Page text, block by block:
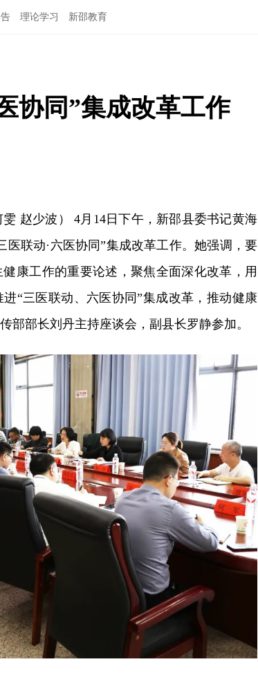
理论学习 新邵教育
协同”集成改革工作
赵少波） 4月14日下午，新邵县委书记黄海
联动·六医协同”集成改革工作。她强调，要
康工作的重要论述，聚焦全面深化改革，用
“三医联动、六医协同”集成改革，推动健康
部部长刘丹主持座谈会，副县长罗静参加。